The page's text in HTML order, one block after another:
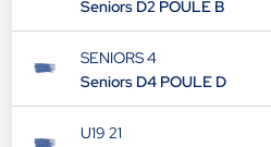
SENIORS 3
Seniors D2 POULE B
SENIORS 4
Seniors D4 POULE D